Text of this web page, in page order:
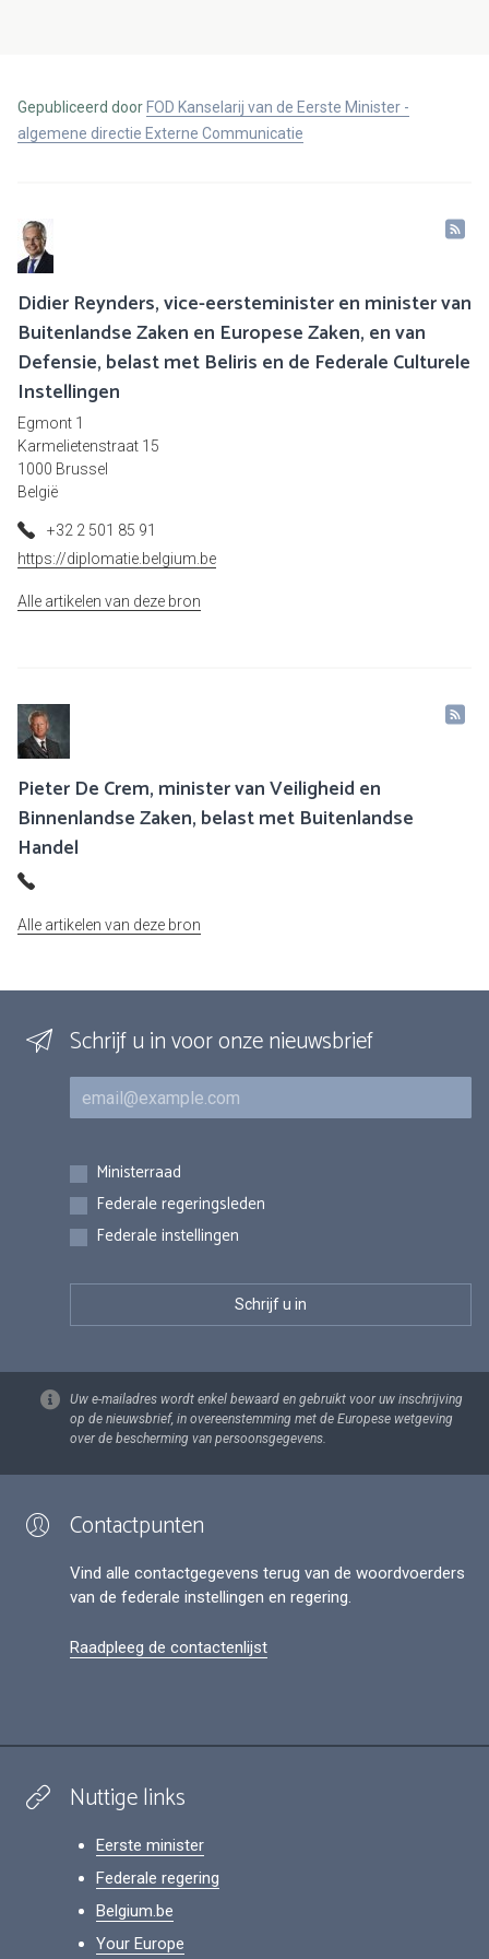
Gepubliceerd door FOD Kanselarij van de Eerste Minister -
algemene directie Externe Communicatie
Didier Reynders, vice-eersteminister en minister van
Buitenlandse Zaken en Europese Zaken, en van
Defensie, belast met Beliris en de Federale Culturele
Instellingen
Egmont 1
Karmelietenstraat 15
1000 Brussel
België
+32 2 501 85 91
https://diplomatie.belgium.be
Alle artikelen van deze bron
Pieter De Crem, minister van Veiligheid en
Binnenlandse Zaken, belast met Buitenlandse
Handel
Alle artikelen van deze bron
Schrijf u in voor onze nieuwsbrief
E-mail
Inschrijvingen
Ministerraad
Federale regeringsleden
Federale instellingen
Uw e-mailadres wordt enkel bewaard en gebruikt voor uw inschrijving
op de nieuwsbrief, in overeenstemming met de Europese wetgeving
over de bescherming van persoonsgegevens.
Contactpunten
Vind alle contactgegevens terug van de woordvoerders
van de federale instellingen en regering.
Raadpleeg de contactenlijst
Nuttige links
Eerste minister
Federale regering
Belgium.be
Your Europe